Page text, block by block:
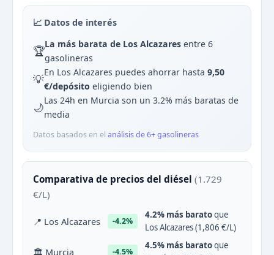
📈 Datos de interés
🏆La más barata de Los Alcazares entre 6
gasolineras
💡En Los Alcazares puedes ahorrar hasta 9,50
€/depósito eligiendo bien
🌙Las 24h en Murcia son un 3.2% más baratas de
media
Datos basados en el análisis de 6+ gasolineras
Comparativa de precios del diésel (1.729
€/L)
📍 Los Alcazares -4.2%
4.2% más baratoque
Los Alcazares (1,806 €/L)
🏛 Murcia -4.5%
4.5% más baratoque